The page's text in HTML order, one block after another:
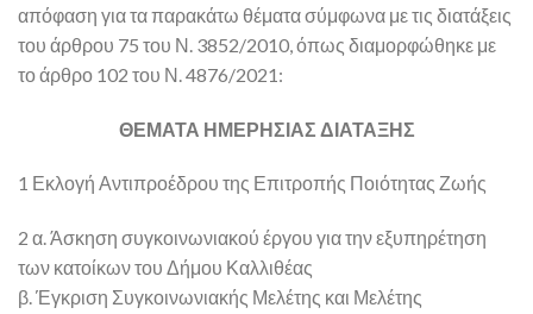
απόφαση για τα παρακάτω θέματα σύμφωνα με τις διατάξεις
του άρθρου 75 του Ν. 3852/2010, όπως διαμορφώθηκε με
το άρθρο 102 του Ν. 4876/2021:
ΘΕΜΑΤΑ ΗΜΕΡΗΣΙΑΣ ΔΙΑΤΑΞΗΣ
1 Εκλογή Αντιπροέδρου της Επιτροπής Ποιότητας Ζωής
2 α. Άσκηση συγκοινωνιακού έργου για την εξυπηρέτηση
των κατοίκων του Δήμου Καλλιθέας
β. Έγκριση Συγκοινωνιακής Μελέτης και Μελέτης